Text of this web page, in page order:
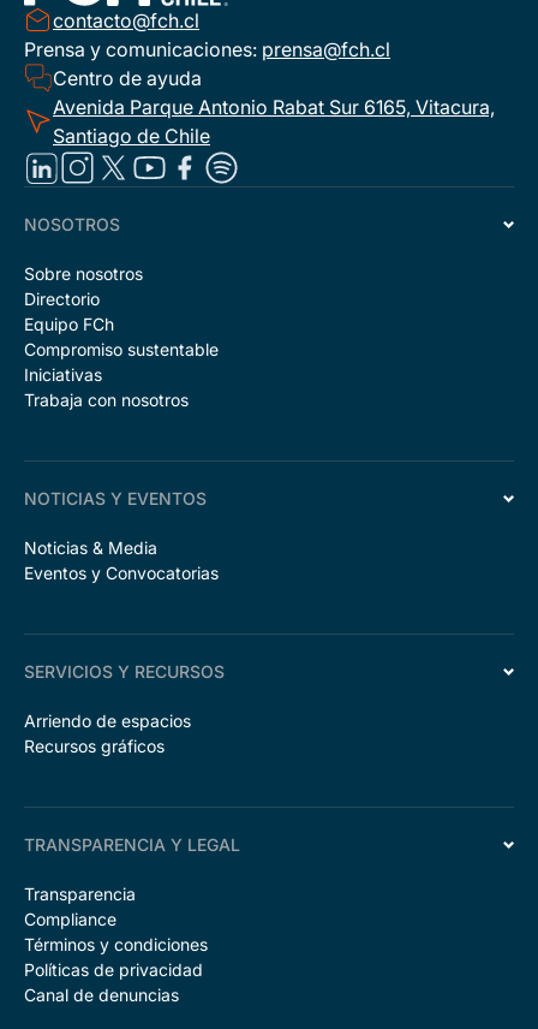
contacto@fch.cl
Prensa y comunicaciones: prensa@fch.cl
Centro de ayuda
Avenida Parque Antonio Rabat Sur 6165, Vitacura,
Santiago de Chile
NOSOTROS
Sobre nosotros
Directorio
Equipo FCh
Compromiso sustentable
Iniciativas
Trabaja con nosotros
NOTICIAS Y EVENTOS
Noticias & Media
Eventos y Convocatorias
SERVICIOS Y RECURSOS
Arriendo de espacios
Recursos gráficos
TRANSPARENCIA Y LEGAL
Transparencia
Compliance
Términos y condiciones
Políticas de privacidad
Canal de denuncias